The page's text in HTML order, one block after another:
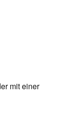
mit einer